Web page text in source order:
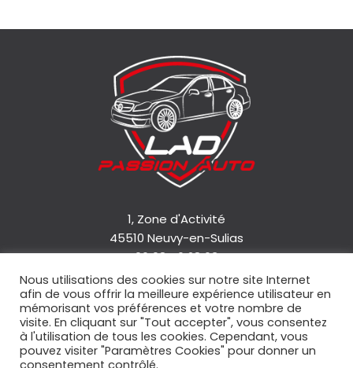
1, Zone d'Activité
45510 Neuvy-en-Sulias
06 08 46 28 63
Accueil
Qui sommes-nous ?
Nos services
Nos véhicules
Nous utilisations des cookies sur notre site Internet
afin de vous offrir la meilleure expérience utilisateur en
mémorisant vos préférences et votre nombre de
visite. En cliquant sur "Tout accepter", vous consentez
à l'utilisation de tous les cookies. Cependant, vous
pouvez visiter "Paramètres Cookies" pour donner un
consentement contrôlé.